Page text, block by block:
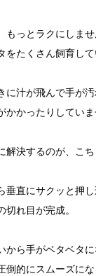
もっとラクにしませ
をたくさん飼育し
に汁が飛んで手が汚
かかったりしていま
解決するのが、こ
垂直にサクッと押し
切れ目が完成。
から手がベタベタに
的にスムーズにな